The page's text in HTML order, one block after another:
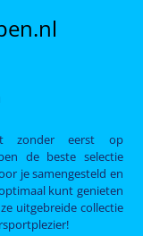
zonder eerst op
de beste selectie
je samengesteld en
kunt genieten
uitgebreide collectie